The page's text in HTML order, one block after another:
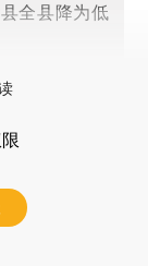
全县降为低